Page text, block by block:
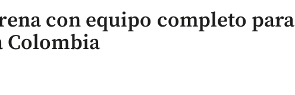
con equipo completo para
Colombia